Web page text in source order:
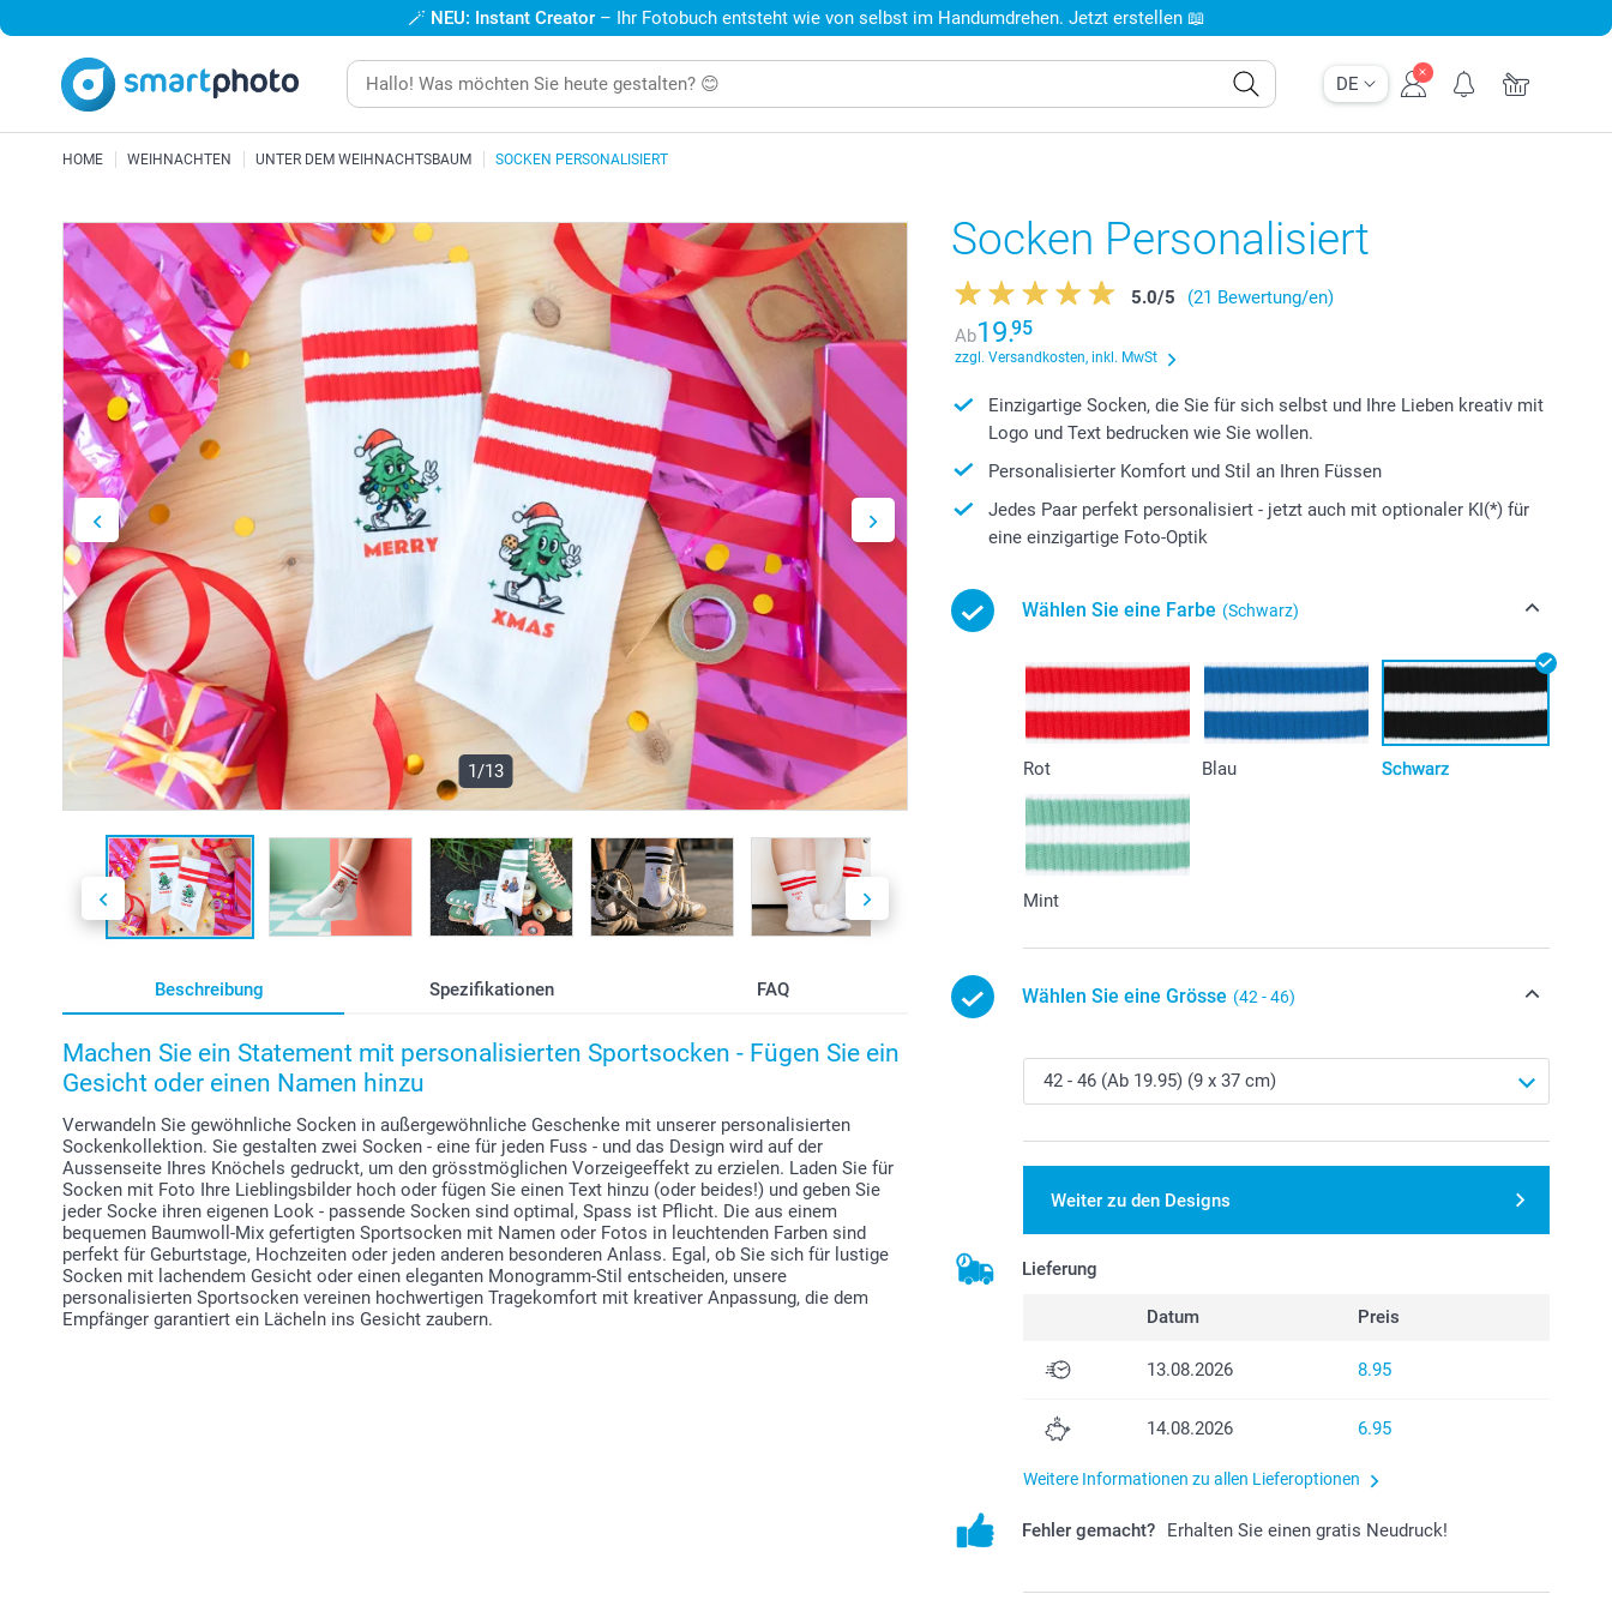
DE
🪄 NEU: Instant Creator – Ihr Fotobuch entsteht wie von selbst im Handumdrehen. Jetzt erstellen 📖
HOME WEIHNACHTEN UNTER DEM WEIHNACHTSBAUM SOCKEN PERSONALISIERT
1/13
Beschreibung Spezifikationen FAQ
Machen Sie ein Statement mit personalisierten Sportsocken - Fügen Sie ein
Gesicht oder einen Namen hinzu
Verwandeln Sie gewöhnliche Socken in außergewöhnliche Geschenke mit unserer personalisierten
Sockenkollektion. Sie gestalten zwei Socken - eine für jeden Fuss - und das Design wird auf der
Aussenseite Ihres Knöchels gedruckt, um den grösstmöglichen Vorzeigeeffekt zu erzielen. Laden Sie für
Socken mit Foto Ihre Lieblingsbilder hoch oder fügen Sie einen Text hinzu (oder beides!) und geben Sie
jeder Socke ihren eigenen Look - passende Socken sind optimal, Spass ist Pflicht. Die aus einem
bequemen Baumwoll-Mix gefertigten Sportsocken mit Namen oder Fotos in leuchtenden Farben sind
perfekt für Geburtstage, Hochzeiten oder jeden anderen besonderen Anlass. Egal, ob Sie sich für lustige
Socken mit lachendem Gesicht oder einen eleganten Monogramm-Stil entscheiden, unsere
personalisierten Sportsocken vereinen hochwertigen Tragekomfort mit kreativer Anpassung, die dem
Empfänger garantiert ein Lächeln ins Gesicht zaubern.
Socken Personalisiert
5.0/5
(21 Bewertung/en)
Ab19.95
zzgl. Versandkosten, inkl. MwSt
Einzigartige Socken, die Sie für sich selbst und Ihre Lieben kreativ mit
Logo und Text bedrucken wie Sie wollen.
Personalisierter Komfort und Stil an Ihren Füssen
Jedes Paar perfekt personalisiert - jetzt auch mit optionaler KI(*) für
eine einzigartige Foto-Optik
Wählen Sie eine Farbe (Schwarz)
Rot Blau Schwarz
Mint
Wählen Sie eine Grösse (42 - 46)
Weiter zu den Designs
Lieferung
Datum Preis
13.08.2026 8.95
14.08.2026 6.95
Weitere Informationen zu allen Lieferoptionen
Fehler gemacht? Erhalten Sie einen gratis Neudruck!